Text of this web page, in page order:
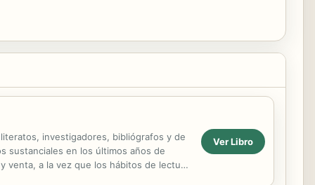
investigadores, bibliógrafos y de
sustanciales en los últimos años de
venta, a la vez que los hábitos de lectura
Ver Libro